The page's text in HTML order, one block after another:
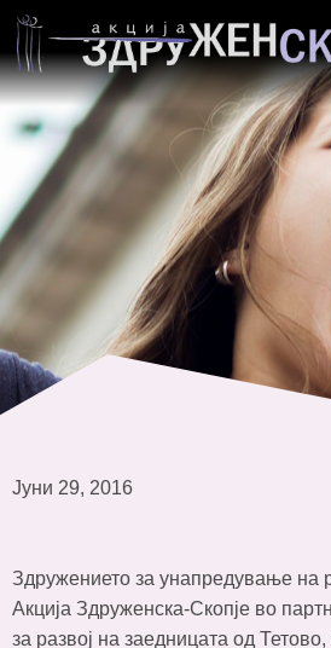
во процесот на
Јуни 29, 2016
Здружението за унапредување на
Акција Здруженска-Скопје во
за развој на заедницата од